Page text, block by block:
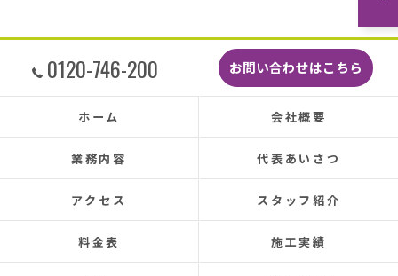
しっかり直していただいたのでその後雨漏
もちろんなく、先日はかなりのドシャ降り
たがポツポツ音も一切ありませんでした。
本当に井澤さんにお願いしてよかったです
た皆さまとても感じの良い方ばかりで安心
お任せできました。
あと口コミを書いてくださった皆さまのお
で井澤産業さんを知ることができました。
この場をお借りして感謝いたします。
この度は本当にありがとうございました。
今後ともよろしくお願いします！ (Translated
0120-746-200 お問い合わせはこちら
ホーム 会社概要
業務内容 代表あいさつ
アクセス スタッフ紹介
料金表 施工実績